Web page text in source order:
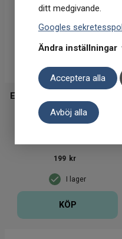
ditt medgivande.
Googles
Ändra inställningar
Acceptera alla
Avböj alla
Nack-plåster för värk 10
I lager
199 kr
KÖP